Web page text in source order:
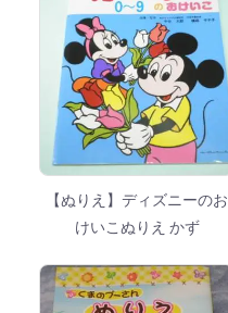
【ぬりえ】ディズニーのお
けいこぬりえ かず